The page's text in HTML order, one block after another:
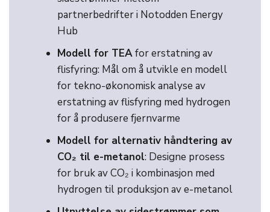
partnerbedrifter i Notodden Energy
Hub
Modell for TEAfor erstatning av
flisfyring: Mål om å utvikle en modell
for tekno-økonomisk analyse av
erstatning av flisfyring med hydrogen
for å produsere fjernvarme
Modell for alternativ håndtering av
CO₂ til e-metanol: Designe prosess
for bruk av CO₂ i kombinasjon med
hydrogen til produksjon av e-metanol